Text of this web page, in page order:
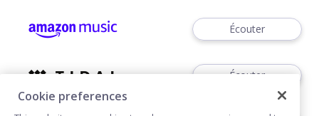
Écouter
Écouter
Cookie preferences